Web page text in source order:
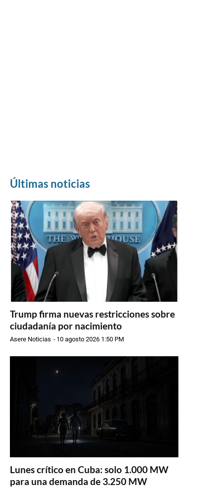
Últimas noticias
Trump firma nuevas restricciones sobre
ciudadanía por nacimiento
Asere Noticias - 10 agosto 2026 1:50 PM
Lunes crítico en Cuba: solo 1.000 MW
para una demanda de 3.250 MW